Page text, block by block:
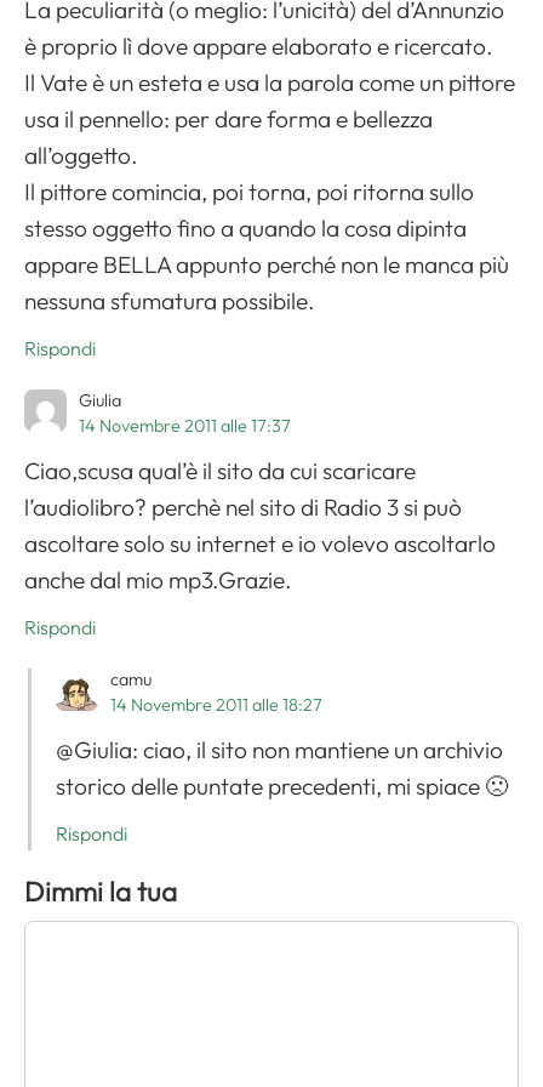
La peculiarità (o meglio: l’unicità) del d’Annunzio
è proprio lì dove appare elaborato e ricercato.
Il Vate è un esteta e usa la parola come un pittore
usa il pennello: per dare forma e bellezza
all’oggetto.
Il pittore comincia, poi torna, poi ritorna sullo
stesso oggetto fino a quando la cosa dipinta
appare BELLA appunto perché non le manca più
nessuna sfumatura possibile.
Rispondi
Giulia
14 Novembre 2011 alle 17:37
Ciao,scusa qual’è il sito da cui scaricare
l’audiolibro? perchè nel sito di Radio 3 si può
ascoltare solo su internet e io volevo ascoltarlo
anche dal mio mp3.Grazie.
Rispondi
camu
14 Novembre 2011 alle 18:27
@Giulia: ciao, il sito non mantiene un archivio
storico delle puntate precedenti, mi spiace 🙁
Rispondi
Dimmi la tua